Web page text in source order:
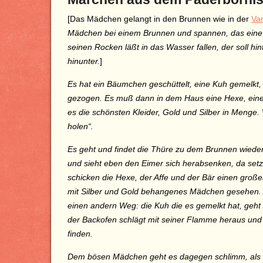
[Das Mädchen gelangt in den Brunnen wie in der
Mädchen bei einem Brunnen und spannen, das
seinen Rocken läßt in das Wasser fallen, der soll
hinunter.]
Es hat ein Bäumchen geschüttelt, eine Kuh
gezogen. Es muß dann in dem Haus eine Hexe,
es die schönsten Kleider, Gold und Silber in
holen“.
Es geht und findet die Thüre zu dem Brunnen
und sieht eben den Eimer sich herabsenken, da
schicken die Hexe, der Affe und der Bär einen
mit Silber und Gold behangenes Mädchen
einen andern Weg: die Kuh die es gemelkt hat,
der Backofen schlägt mit seiner Flamme heraus
finden.
Dem bösen Mädchen geht es dagegen schlimm,